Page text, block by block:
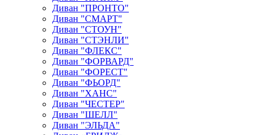
Диван "ПРОНТО"
Диван "СМАРТ"
Диван "СТОУН"
Диван "СТЭНЛИ"
Диван "ФЛЕКС"
Диван "ФОРВАРД"
Диван "ФОРЕСТ"
Диван "ФЬОРД"
Диван "ХАНС"
Диван "ЧЕСТЕР"
Диван "ШЕЛЛ"
Диван "ЭЛЬДА"